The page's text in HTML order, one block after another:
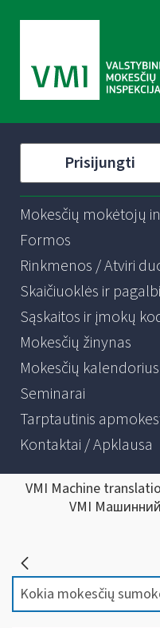
Prisijungti
Mokesčių mokėtojų
Formos
Rinkmenos / Atviri
Skaičiuoklės ir
Sąskaitos ir įmokų
Mokesčių žinynas
Mokesčių kalendorius
Seminarai
Tarptautinis
Kontaktai / Apklausa
VMI Machine
VMI